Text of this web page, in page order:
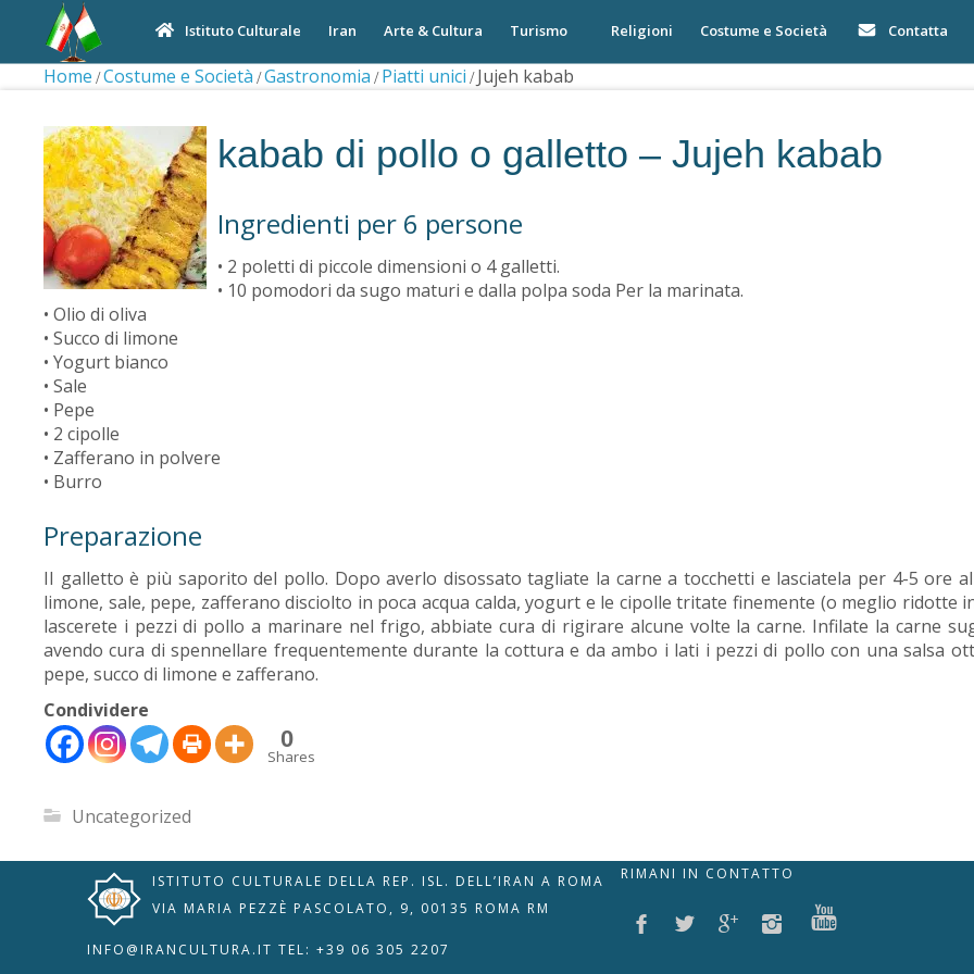
Istituto Culturale Iran Arte & Cultura Turismo Religioni Costume e Società Contatta
Home Costume e Società Gastronomia Piatti unici Jujeh kabab
kabab di pollo o galletto – Jujeh kabab
Ingredienti per 6 persone
• 2 poletti di piccole dimensioni o 4 galletti.
• 10 pomodori da sugo maturi e dalla polpa soda Per la marinata.
• Olio di oliva
• Succo di limone
• Yogurt bianco
• Sale
• Pepe
• 2 cipolle
• Zafferano in polvere
• Burro
Preparazione
II galletto è più saporito del pollo. Dopo averlo disossato tagliate la carne a tocchetti e lasciatela per 4-5 ore
limone, sale, pepe, zafferano disciolto in poca acqua calda, yogurt e le cipolle tritate finemente (o meglio
lascerete i pezzi di pollo a marinare nel frigo, abbiate cura di rigirare alcune volte la carne. Infilate la carne
avendo cura di spennellare frequentemente durante la cottura e da ambo i lati i pezzi di pollo con una salsa
pepe, succo di limone e zafferano.
Condividere
0
Shares
Uncategorized
ISTITUTO CULTURALE DELLA REP. ISL. DELL’IRAN A ROMA
VIA MARIA PEZZÈ PASCOLATO, 9, 00135 ROMA RM
INFO@IRANCULTURA.IT TEL: +39 06 305 2207
RIMANI IN CONTATTO
RIPRISTINA
Modalità Scura
Disattiva
Immagini
Evidenzia Link
Lettura
Navigazione
Tastiera
Grande